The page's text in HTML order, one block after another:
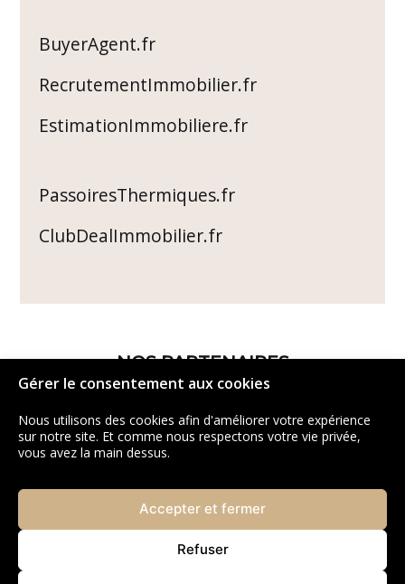
Gérer le consentement aux cookies
Nous utilisons des cookies afin d'améliorer votre expérience
sur notre site. Et comme nous respectons votre vie privée,
vous avez la main dessus.
Accepter et fermer
Refuser
BuyerAgent.fr
RecrutementImmobilier.fr
EstimationImmobiliere.fr
PassoiresThermiques.fr
ClubDealImmobilier.fr
NOS PARTENAIRES